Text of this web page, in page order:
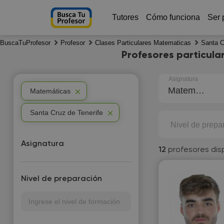
Tutores Cómo funciona Ser
BuscaTuProfesor Profesor Clases Particulares Matematicas Santa
Profesores
Asignatura
Matemáticas
Nivel de
12 profesores
Matemáticas
Santa Cruz de Tenerife
Asignatura
Nivel de preparación